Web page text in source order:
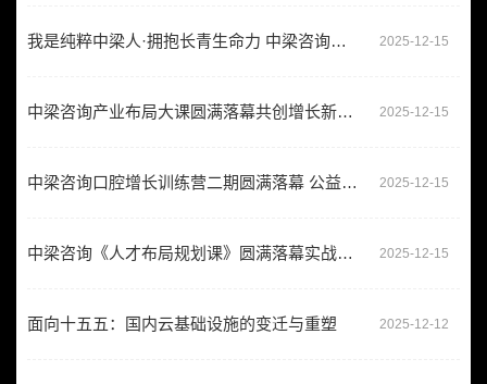
我是纯粹中梁人·拥抱长青生命力 中梁咨询月会开启赋能中小企业新篇章 2025-12-15
中梁咨询产业布局大课圆满落幕共创增长新篇章 2025-12-15
中梁咨询口腔增长训练营二期圆满落幕 公益赋能老学员 闭环系统破局行业增长 2025-12-15
中梁咨询《人才布局规划课》圆满落幕实战赋能共筑人才护城河 2025-12-15
面向十五五：国内云基础设施的变迁与重塑 2025-12-12